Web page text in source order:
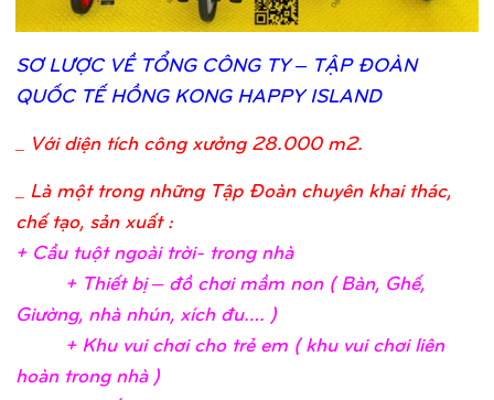
SƠLƯỢC VỀTỔNG CÔNG TY – TẬP ĐOÀN
QUỐC TẾHỒNG KONG HAPPY ISLAND
Với diện tích công xưởng 28.000 m2.
_ Là một trong những Tập Đoàn chuyên khai thác,
chế tạo, sản xuất :
+ Cầu tuột ngoài trời- trong nhà
+ Thiết bị– đồchơi mầm non ( Bàn, Ghế,
Giường, nhà nhún, xích đu…. )
+ Khu vui chơi cho trẻem ( khu vui chơi liên
hoàn trong nhà )